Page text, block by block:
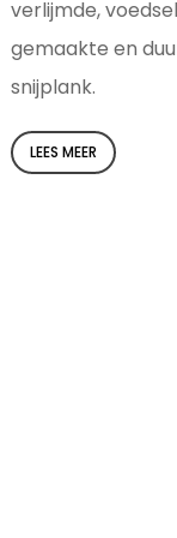
verlijmde,
gemaakte en
snijplank.
LEES MEER